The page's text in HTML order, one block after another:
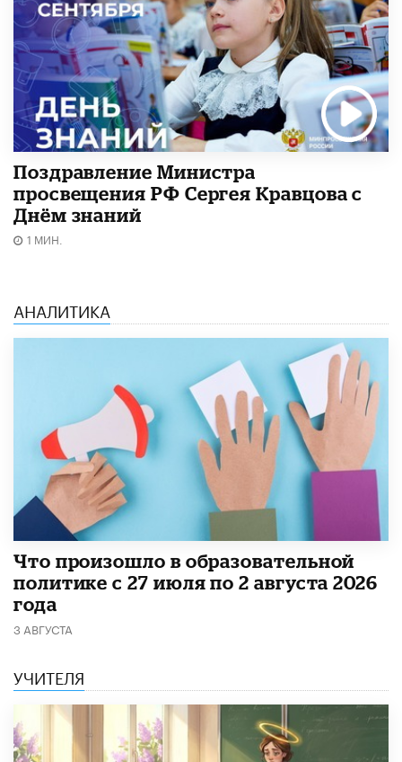
Поздравление Министра
просвещения РФ Сергея Кравцова с
Днём знаний
1 МИН.
АНАЛИТИКА
​Что произошло в образовательной
политике с 27 июля по 2 августа 2026
года
3 АВГУСТА
УЧИТЕЛЯ